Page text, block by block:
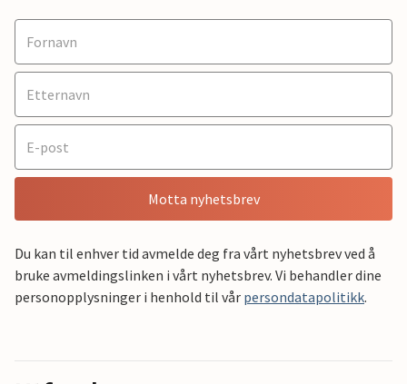
Motta nyhetsbrev
Du kan til enhver tid avmelde deg fra vårt nyhetsbrev ved å
bruke avmeldingslinken i vårt nyhetsbrev. Vi behandler dine
personopplysninger i henhold til vår persondatapolitikk.